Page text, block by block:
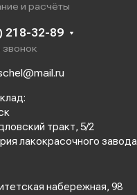
и расчёты
218-32-89
звонок
тракт, 5/2
лакокрасочного завода
набережная, 98